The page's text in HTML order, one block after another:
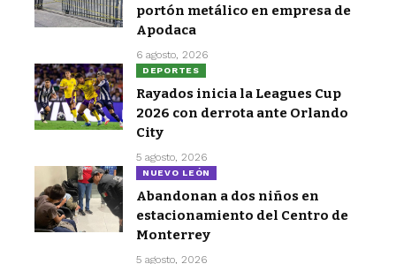
portón metálico en empresa de
Apodaca
6 agosto, 2026
DEPORTES
Rayados inicia la Leagues Cup
2026 con derrota ante Orlando
City
5 agosto, 2026
NUEVO LEÓN
Abandonan a dos niños en
estacionamiento del Centro de
Monterrey
5 agosto, 2026